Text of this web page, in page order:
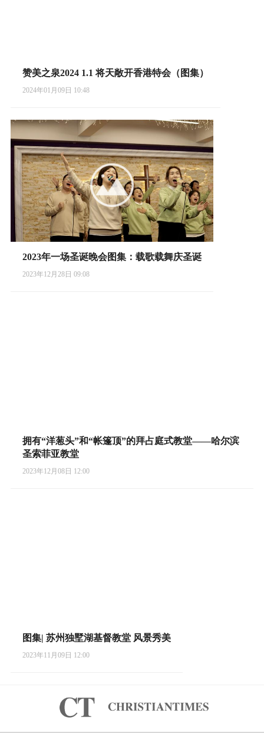
赞美之泉2024 1.1 将天敞开香港特会（图集）
2024年01月09日 10:48
2023年一场圣诞晚会图集：载歌载舞庆圣诞
2023年12月28日 09:08
拥有“洋葱头”和“帐篷顶”的拜占庭式教堂——哈尔滨
圣索菲亚教堂
2023年12月08日 12:00
图集| 苏州独墅湖基督教堂 风景秀美
2023年11月09日 12:00